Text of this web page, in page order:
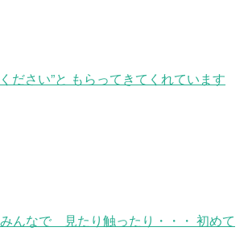
さい”と もらってきてくれています
んなで 見たり触ったり・・・ 初めて